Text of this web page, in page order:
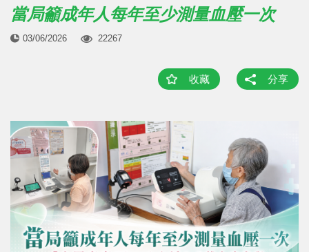
當局籲成年人每年至少測量血壓一次
03/06/2026 22267
收藏 分享